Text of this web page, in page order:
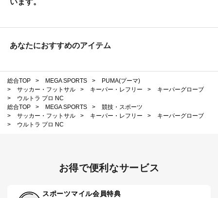
あなたにおすすめのアイテム
総合TOP > MEGA SPORTS >
PUMA(プーマ)
>
サッカー・フットサル > キーパー・レフリー >
キーパーグローブ
>
ウルトラ プロ NC
総合TOP
> MEGA SPORTS >
競技・スポーツ
>
サッカー・フットサル > キーパー・レフリー >
キーパーグローブ
>
ウルトラ プロ NC
お得で便利なサービス
スポーツマイル会員特典